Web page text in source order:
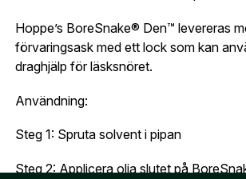
Hoppe’s BoreSnake® Den™ levereras
förvaringsask med ett lock som kan
draghjälp för läsksnöret.
Användning:
Steg 1: Spruta solvent i pipan
Steg 2: Applicera olja slutet på
Är du en förening eller ett
oss så hjälper vi dig att skapa ett
E-post:* (kommer bli ditt användarnamn)
Verifiera e-post:*